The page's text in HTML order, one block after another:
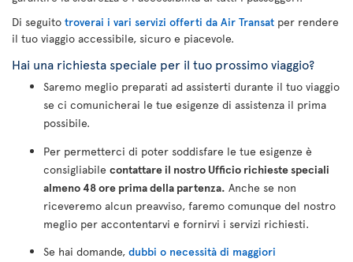
Di seguito troverai i vari servizi offerti da Air Transat per rendere
il tuo viaggio accessibile, sicuro e piacevole.
Hai una richiesta speciale per il tuo prossimo viaggio?
Saremo meglio preparati ad assisterti durante il tuo viaggio
se ci comunicherai le tue esigenze di assistenza il prima
possibile.
Per permetterci di poter soddisfare le tue esigenze è
consigliabile contattare il nostro Ufficio richieste speciali
almeno 48 ore prima della partenza. Anche se non
riceveremo alcun preavviso, faremo comunque del nostro
meglio per accontentarvi e fornirvi i servizi richiesti.
Se hai domande, dubbi o necessità di maggiori